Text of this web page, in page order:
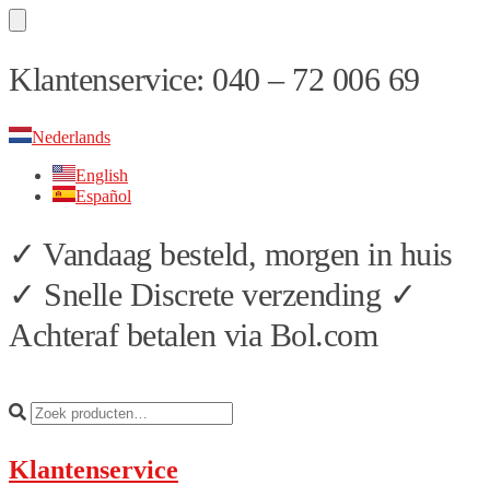
Skip
to
Skip
to
Klantenservice: 040 – 72 006 69
Nederlands
English
Español
✓ Vandaag besteld, morgen in huis
✓ Snelle Discrete verzending ✓
Achteraf betalen via Bol.com
Klantenservice